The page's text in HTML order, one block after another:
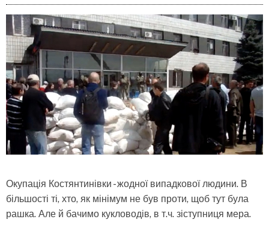
Окупація Костянтинівки - жодної випадкової людини. В
більшості ті, хто, як мінімум не був проти, щоб тут була
рашка. Але й бачимо кукловодів, в т.ч. зіступниця мера.